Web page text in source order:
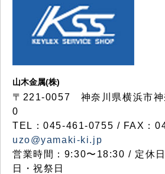
山木金属(株)
〒221-0057 神奈川県横浜市神
0
TEL：045-461-0755 / FAX：
uzo@yamaki-ki.jp
営業時間：9:30〜18:30 / 定休
日・祝祭日